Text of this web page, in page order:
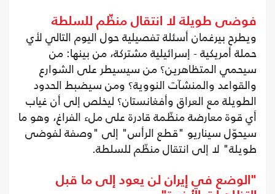
فوضى طويلة لا انتقال منظّم للسلطة
ويطرح بيرغمان أسئلة تفصيلية حول اليوم التالي لأي
حملة أمريكية - إسرائيلية مشتركة، من بينها: من
سيحمي المتظاهرين؟ من سيسيطر على الشوارع
والقواعد والمنشآت النووية؟ ومن سيضبط الحدود
الطويلة مع العراق وأفغانستان؟ ليخلص إلى أن غياب
أي قوة معارضة منظّمة قادرة على ملء الفراغ، وهو ما
سيحوّل سيناريو "قطع الرأس" إلى "وصفة لفوضى
طويلة" لا إلى انتقال منظّم للسلطة.
"الوضع في إيران لن يعود إلى ما قبل